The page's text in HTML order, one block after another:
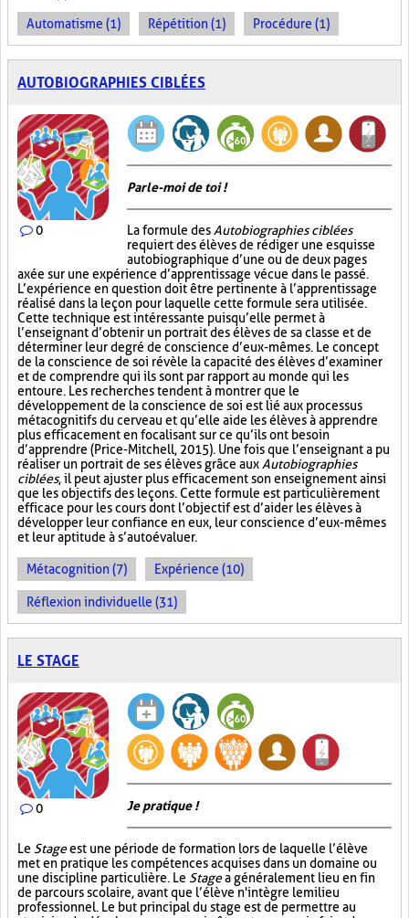
Automatisme (1) Répétition (1) Procédure (1)
AUTOBIOGRAPHIES CIBLÉES
0
Parle-moi de toi !
La formule des Autobiographies ciblées
requiert des élèves de rédiger une esquisse
autobiographique d’une ou de deux pages
axée sur une expérience d’apprentissage vécue dans le passé.
L’expérience en question doit être pertinente à l’apprentissage
réalisé dans la leçon pour laquelle cette formule sera utilisée.
Cette technique est intéressante puisqu’elle permet à
l’enseignant d’obtenir un portrait des élèves de sa classe et de
déterminer leur degré de conscience d’eux-mêmes. Le concept
de la conscience de soi révèle la capacité des élèves d’examiner
et de comprendre qui ils sont par rapport au monde qui les
entoure. Les recherches tendent à montrer que le
développement de la conscience de soi est lié aux processus
métacognitifs du cerveau et qu’elle aide les élèves à apprendre
plus efficacement en focalisant sur ce qu’ils ont besoin
d’apprendre (Price-Mitchell, 2015). Une fois que l’enseignant a pu
réaliser un portrait de ses élèves grâce aux Autobiographies
ciblées, il peut ajuster plus efficacement son enseignement ainsi
que les objectifs des leçons. Cette formule est particulièrement
efficace pour les cours dont l’objectif est d’aider les élèves à
développer leur confiance en eux, leur conscience d’eux-mêmes
et leur aptitude à s’autoévaluer.
Métacognition (7) Expérience (10)
Réflexion individuelle (31)
LE STAGE
0 Je pratique !
Le Stageest une période de formation lors de laquelle l’élève
met en pratique les compétences acquises dans un domaine ou
une discipline particulière. Le Stagea généralement lieu en fin
de parcours scolaire, avant que l’élève n'intègre le milieu
professionnel. Le but principal du stage est de permettre au